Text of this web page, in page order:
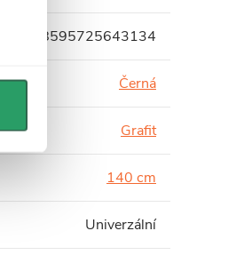
8595725643134
Černá
Grafit
140 cm
Univerzální